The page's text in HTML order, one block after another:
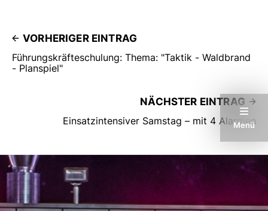
Menü
VORHERIGER EINTRAG
Führungskräfteschulung: Thema: "Taktik - Waldbrand
- Planspiel"
NÄCHSTER EINTRAG
Einsatzintensiver Samstag – mit 4 Alarmen